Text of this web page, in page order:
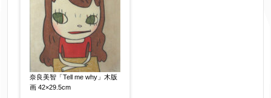
奈良美智「Tell me why」木版
画 42×29.5cm